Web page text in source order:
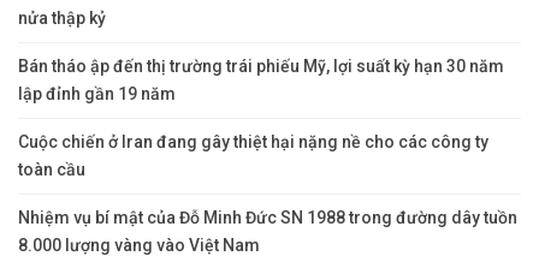
nửa thập kỷ
Bán tháo ập đến thị trường trái phiếu Mỹ, lợi suất kỳ hạn 30 năm
lập đỉnh gần 19 năm
Cuộc chiến ở Iran đang gây thiệt hại nặng nề cho các công ty
toàn cầu
Nhiệm vụ bí mật của Đỗ Minh Đức SN 1988 trong đường dây tuồn
8.000 lượng vàng vào Việt Nam